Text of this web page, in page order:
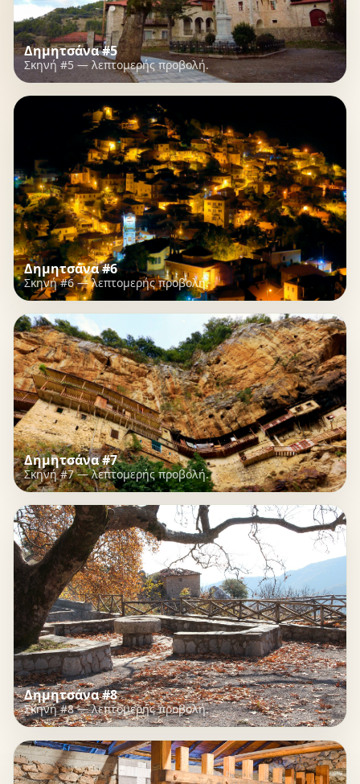
Δημητσάνα #5
Σκηνή #5 — λεπτομερής προβολή.
Δημητσάνα #6
Σκηνή #6 — λεπτομερής προβολή.
Δημητσάνα #7
Σκηνή #7 — λεπτομερής προβολή.
Δημητσάνα #8
Σκηνή #8 — λεπτομερής προβολή.